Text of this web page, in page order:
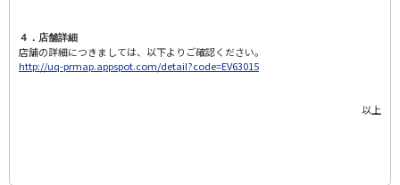
４．店舗詳細
店舗の詳細につきましては、以下よりご確認ください。
http://uq-prmap.appspot.com/detail?code=EV63015
以上